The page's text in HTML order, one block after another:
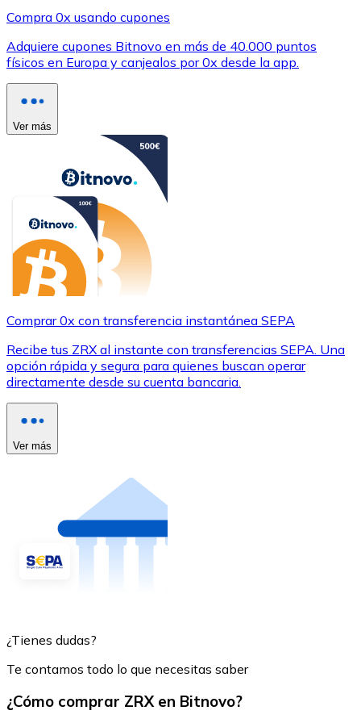
Compra 0x usando cupones
Adquiere cupones Bitnovo en más de 40.000 puntos
físicos en Europa y canjealos por 0x desde la app.
Ver más
Comprar 0x con transferencia instantánea SEPA
Recibe tus ZRX al instante con transferencias SEPA. Una
opción rápida y segura para quienes buscan operar
directamente desde su cuenta bancaria.
Ver más
¿Tienes dudas?
Te contamos todo lo que necesitas saber
¿Cómo comprar ZRX en Bitnovo?